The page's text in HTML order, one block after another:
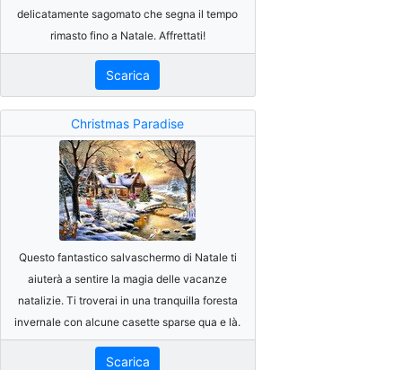
delicatamente sagomato che segna il tempo
rimasto fino a Natale. Affrettati!
Scarica
Christmas Paradise
Questo fantastico salvaschermo di Natale ti
aiuterà a sentire la magia delle vacanze
natalizie. Ti troverai in una tranquilla foresta
invernale con alcune casette sparse qua e là.
Scarica